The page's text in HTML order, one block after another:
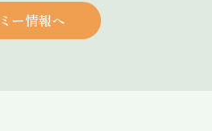
ー情報へ